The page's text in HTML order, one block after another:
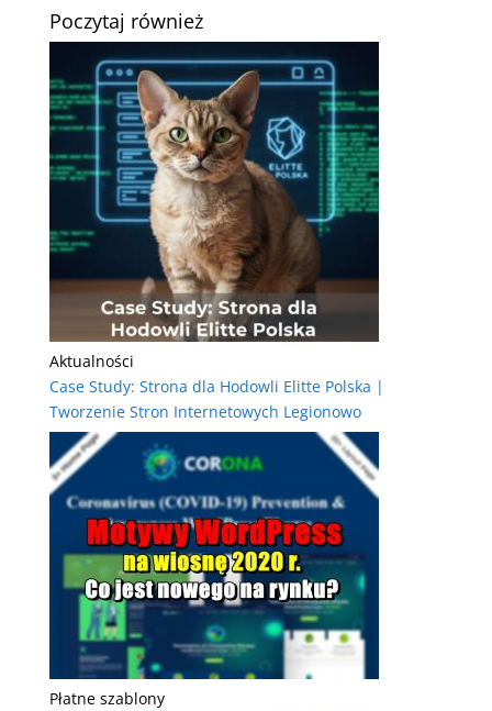
Poczytaj również
Aktualności
Case Study: Strona dla Hodowli Elitte Polska |
Tworzenie Stron Internetowych Legionowo
Płatne szablony